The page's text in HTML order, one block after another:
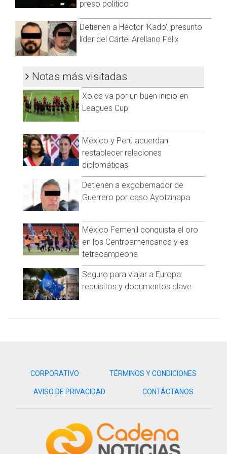
recordaba haber hecho esa afirmación. Calderón negó la
acusación y dijo a Vice News, en una entrevista de 2018, que
“estableció una regla clara de no pactar con nadie”.
Sobre Peña Nieto, Cifuentes declaró que el ahora
dólares a “El Chapo” en octubre de 2012, unos meses
El narcotraficante colombiano aseguró “El Chapo” terminó
pagando 100 millones de dólares y sugirió que parte del
dinero fue entregado en maletas llenas de efectivo a un
consultor político que trabajó en la campaña de Peña Nieto.
El exportavoz de Peña Nieto calificó las acusaciones de
“falsas, difamatorias y absurdas”.
En el caso de la campaña de López Obrador, Cifuentes alegó
que el soborno fue supuestamente entregado por Jesús
Reynaldo Zambada García “El Rey”, un alto miembro del Cártel
Cuestionado sobre el tema, un vocero de López Obrador dijo
en 2019 a Vice que no podía comentar sobre declaraciones
de un testigo protegido en un juicio que no tiene lugar en
México.
Durante el juicio, el abogado de Guzmán Loera, Jeffrey
Lichtman, afirmó: “El actual y el anterior presidente de México
pública tras el explosivo testimonio de Cifuentes.
En julio de 2019, “El Chapo”, extraditado a Estados Unidos en
drogas a Estados Unidos.
preso político
Detienen a Héctor 'Kado', presunto
líder del Cártel Arellano Félix
Notas más visitadas
Xolos va por un buen inicio en
Leagues Cup
México y Perú acuerdan
restablecer relaciones
diplomáticas
Detienen a exgobernador de
Guerrero por caso Ayotzinapa
México Femenil conquista el oro
en los Centroamericanos y es
tetracampeona
Seguro para viajar a Europa:
requisitos y documentos clave
CORPORATIVO TÉRMINOS Y CONDICIONES
AVISO DE PRIVACIDAD CONTÁCTANOS